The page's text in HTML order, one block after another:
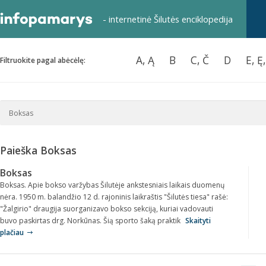
- internetinė Šilutės enciklopedija
Filtruokite pagal abėcėlę: A, Ą B C, Č D E,
Paieška Boksas
Boksas
Boksas. Apie bokso varžybas Šilutėje ankstesniais laikais duomenų
nėra. 1950 m. balandžio 12 d. rajoninis laikraštis "Šilutės tiesa" rašė:
"Žalgirio" draugija suorganizavo bokso sekciją, kuriai vadovauti
buvo paskirtas drg. Norkūnas. Šią sporto šaką praktik Skaityti
plačiau